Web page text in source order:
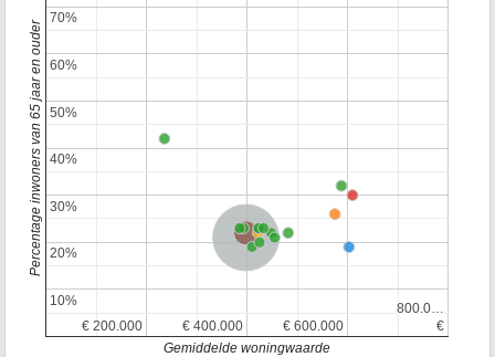
Nederland
Provincie Gelderland
€ 200.000
€ 200.000 € 400.000
€ 400.000 € 600.000
€ 600.000 €
€
800.0…
800.0…
10%
10%
20%
20%
30%
30%
40%
40%
50%
50%
60%
60%
70%
70%
Gemiddelde woningwaarde
Percentage inwoners van 65 jaar en ouder